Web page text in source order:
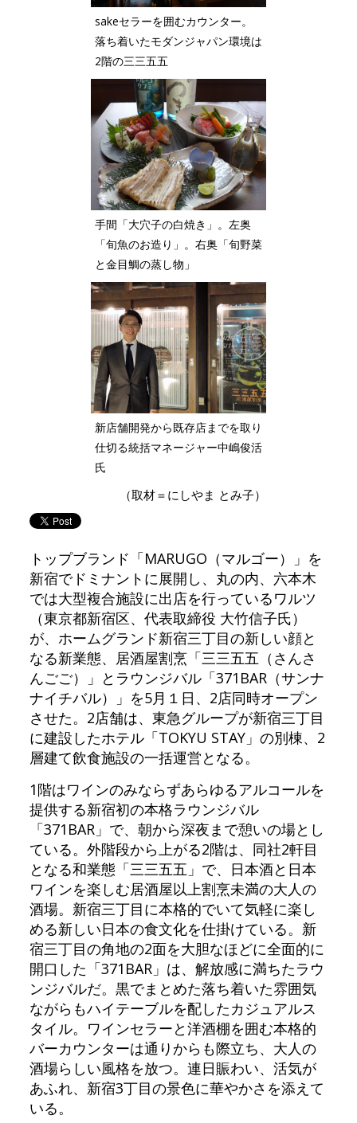
sakeセラーを囲むカウンター。
落ち着いたモダンジャパン環境は
2階の三三五五
手間「大穴子の白焼き」。左奥
「旬魚のお造り」。右奥「旬野菜
と金目鯛の蒸し物」
新店舗開発から既存店までを取り
仕切る統括マネージャー中嶋俊活
氏
（取材＝にしやま とみ子）
トップブランド「MARUGO（マルゴー）」を
新宿でドミナントに展開し、丸の内、六本木
では大型複合施設に出店を行っているワルツ
（東京都新宿区、代表取締役 大竹信子氏）
が、ホームグランド新宿三丁目の新しい顔と
なる新業態、居酒屋割烹「三三五五（さんさ
んごご）」とラウンジバル「371BAR（サンナ
ナイチバル）」を5月１日、2店同時オープン
させた。2店舗は、東急グループが新宿三丁目
に建設したホテル「TOKYU STAY」の別棟、2
層建て飲食施設の一括運営となる。
1階はワインのみならずあらゆるアルコールを
提供する新宿初の本格ラウンジバル
「371BAR」で、朝から深夜まで憩いの場とし
ている。外階段から上がる2階は、同社2軒目
となる和業態「三三五五」で、日本酒と日本
ワインを楽しむ居酒屋以上割烹未満の大人の
酒場。新宿三丁目に本格的でいて気軽に楽し
める新しい日本の食文化を仕掛けている。新
宿三丁目の角地の2面を大胆なほどに全面的に
開口した「371BAR」は、解放感に満ちたラウ
ンジバルだ。黒でまとめた落ち着いた雰囲気
ながらもハイテーブルを配したカジュアルス
タイル。ワインセラーと洋酒棚を囲む本格的
バーカウンターは通りからも際立ち、大人の
酒場らしい風格を放つ。連日賑わい、活気が
あふれ、新宿3丁目の景色に華やかさを添えて
いる。